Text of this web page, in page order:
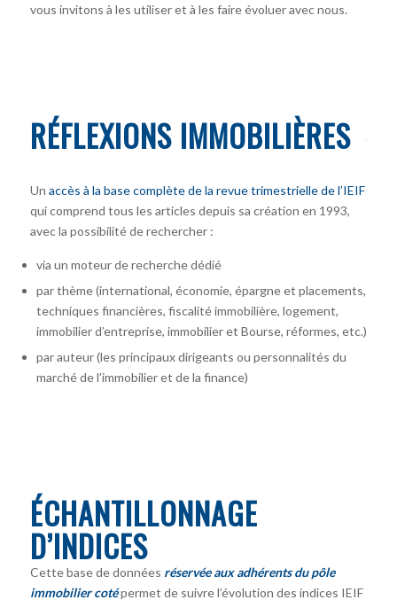
vous invitons à les utiliser et à les faire évoluer avec nous.
RÉFLEXIONS IMMOBILIÈRES
Un accès à la base complète de la revue trimestrielle de l’IEIF
qui comprend tous les articles depuis sa création en 1993,
avec la possibilité de rechercher :
via un moteur de recherche dédié
par thème (international, économie, épargne et placements,
techniques financières, fiscalité immobilière, logement,
immobilier d’entreprise, immobilier et Bourse, réformes, etc.)
par auteur (les principaux dirigeants ou personnalités du
marché de l’immobilier et de la finance)
ÉCHANTILLONNAGE
D’INDICES
Cette base de données réservée aux adhérents du pôle
immobilier coté permet de suivre l’évolution des indices IEIF